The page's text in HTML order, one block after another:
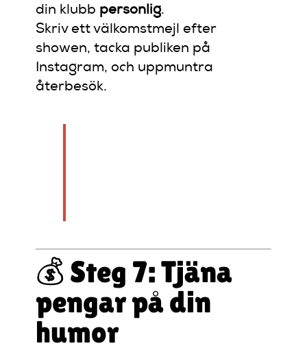
din klubb personlig.
Skriv ett välkomstmejl efter
showen, tacka publiken på
Instagram, och uppmuntra
återbesök.
💰 Steg 7: Tjäna
pengar på din
humor